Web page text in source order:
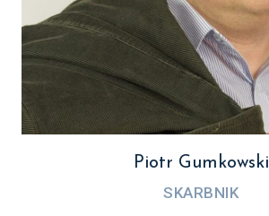
Piotr Gumkowski
SKARB­NIK